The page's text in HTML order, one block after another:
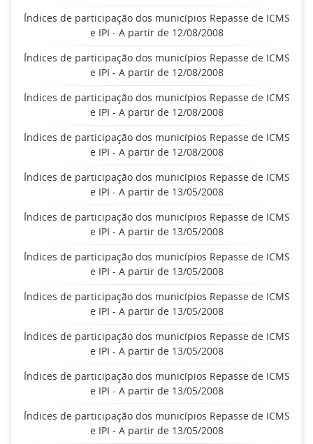
Índices de participação dos municípios Repasse de ICMS
e IPI - A partir de 12/08/2008
Índices de participação dos municípios Repasse de ICMS
e IPI - A partir de 12/08/2008
Índices de participação dos municípios Repasse de ICMS
e IPI - A partir de 12/08/2008
Índices de participação dos municípios Repasse de ICMS
e IPI - A partir de 12/08/2008
Índices de participação dos municípios Repasse de ICMS
e IPI - A partir de 13/05/2008
Índices de participação dos municípios Repasse de ICMS
e IPI - A partir de 13/05/2008
Índices de participação dos municípios Repasse de ICMS
e IPI - A partir de 13/05/2008
Índices de participação dos municípios Repasse de ICMS
e IPI - A partir de 13/05/2008
Índices de participação dos municípios Repasse de ICMS
e IPI - A partir de 13/05/2008
Índices de participação dos municípios Repasse de ICMS
e IPI - A partir de 13/05/2008
Índices de participação dos municípios Repasse de ICMS
e IPI - A partir de 13/05/2008